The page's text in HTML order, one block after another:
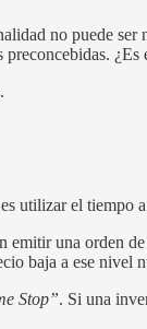
no puede
utilizar el
emitir una orden
baja a ese nivel
Stop”. Si una